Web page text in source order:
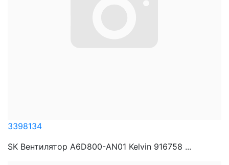
3398134
SK Вентилятор A6D800-AN01 Kelvin 916758 ...